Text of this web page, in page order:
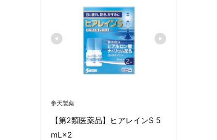
参天製薬
【第2類医薬品】ヒアレインS 5
mL×2